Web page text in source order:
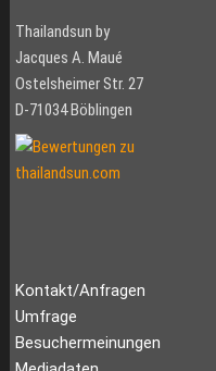
Thailandsun by
Jacques A. Maué
Ostelsheimer Str. 27
D-71034 Böblingen
Kontakt/Anfragen
Umfrage
Besuchermeinungen